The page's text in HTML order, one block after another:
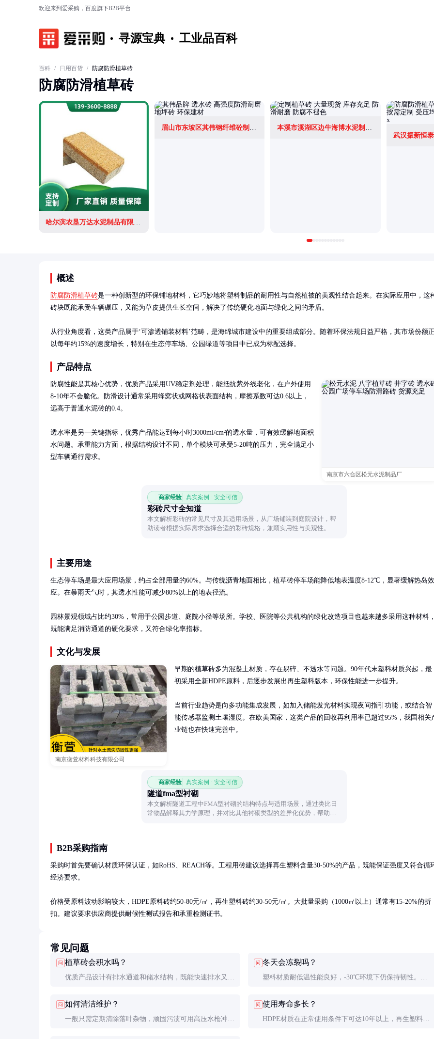
欢迎来到爱采购，百度旗下B2B平台
寻源宝典 工业品百科
百科 / 日用百货 / 防腐防滑植草砖
防腐防滑植草砖
哈尔滨农垦万达水泥制品有限公司
眉山市东坡区其伟钢纤维砼制品厂 本溪市溪湖区边牛海博水泥制品厂
概述
防腐防滑植草砖是一种创新型的环保铺地材料，它巧妙地将塑料制品的耐用性与自然植被的美观性结合起来。在实际应用中，这
砖块既能承受车辆碾压，又能为草皮提供生长空间，解决了传统硬化地面与绿化之间的矛盾。
从行业角度看，这类产品属于‘可渗透铺装材料’范畴，是海绵城市建设中的重要组成部分。随着环保法规日益严格，其市场份额
以每年约15%的速度增长，特别在生态停车场、公园绿道等项目中已成为标配选择。
产品特点
南京市六合区松元水泥制品厂
防腐性能是其核心优势，优质产品采用UV稳定剂处理，能抵抗紫外线老化，在户外使用
8-10年不会脆化。防滑设计通常采用蜂窝状或网格状表面结构，摩擦系数可达0.6以上，
远高于普通水泥砖的0.4。
透水率是另一关键指标，优秀产品能达到每小时3000ml/cm²的透水量，可有效缓解地面积
水问题。承重能力方面，根据结构设计不同，单个模块可承受5-20吨的压力，完全满足小
型车辆通行需求。
商家经验 真实案例 · 安全可信
彩砖尺寸全知道
本文解析彩砖的常见尺寸及其适用场景，从广场铺装到庭院设计，帮
助读者根据实际需求选择合适的彩砖规格，兼顾实用性与美观性。
主要用途
生态停车场是最大应用场景，约占全部用量的60%。与传统沥青地面相比，植草砖停车场能降低地表温度8-12℃，显著缓解热岛效
应。在暴雨天气时，其透水性能可减少80%以上的地表径流。
园林景观领域占比约30%，常用于公园步道、庭院小径等场所。学校、医院等公共机构的绿化改造项目也越来越多采用这种材料
既能满足消防通道的硬化要求，又符合绿化率指标。
文化与发展
南京衡萱材料科技有限公司
早期的植草砖多为混凝土材质，存在易碎、不透水等问题。90年代末塑料材质兴起，最
初采用全新HDPE原料，后逐步发展出再生塑料版本，环保性能进一步提升。
当前行业趋势是向多功能集成发展，如加入储能发光材料实现夜间指引功能，或结合智
能传感器监测土壤湿度。在欧美国家，这类产品的回收再利用率已超过95%，我国相关
业链也在快速完善中。
商家经验 真实案例 · 安全可信
隧道fma型衬砌
本文解析隧道工程中FMA型衬砌的结构特点与适用场景，通过类比日
常物品解释其力学原理，并对比其他衬砌类型的差异化优势，帮助读
B2B采购指南
采购时首先要确认材质环保认证，如RoHS、REACH等。工程用砖建议选择再生塑料含量30-50%的产品，既能保证强度又符合循
经济要求。
价格受原料波动影响较大，HDPE原料砖约50-80元/㎡，再生塑料砖约30-50元/㎡。大批量采购（1000㎡以上）通常有15-20%的折
扣。建议要求供应商提供耐候性测试报告和承重检测证书。
常见问题
问 植草砖会积水吗？
优质产品设计有排水通道和储水结构，既能快速排水又能
畅。
问 冬天会冻裂吗？
塑料材质耐低温性能良好，-30℃环境下仍保持韧性。但
问 如何清洁维护？
一般只需定期清除落叶杂物，顽固污渍可用高压水枪冲
问 使用寿命多长？
HDPE材质在正常使用条件下可达10年以上，再生塑料材